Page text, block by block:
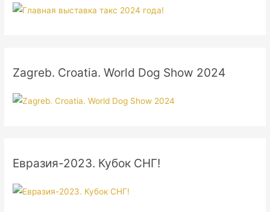
Zagreb. Croatia. World Dog Show 2024
Евразия-2023. Кубок СНГ!